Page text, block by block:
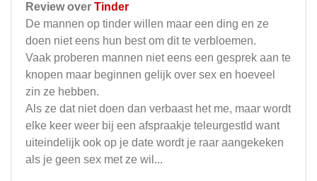
Review over Tinder
De mannen op tinder willen maar een ding en ze
doen niet eens hun best om dit te verbloemen.
Vaak proberen mannen niet eens een gesprek aan te
knopen maar beginnen gelijk over sex en hoeveel
zin ze hebben.
Als ze dat niet doen dan verbaast het me, maar wordt
elke keer weer bij een afspraakje teleurgestld want
uiteindelijk ook op je date wordt je raar aangekeken
als je geen sex met ze wil...